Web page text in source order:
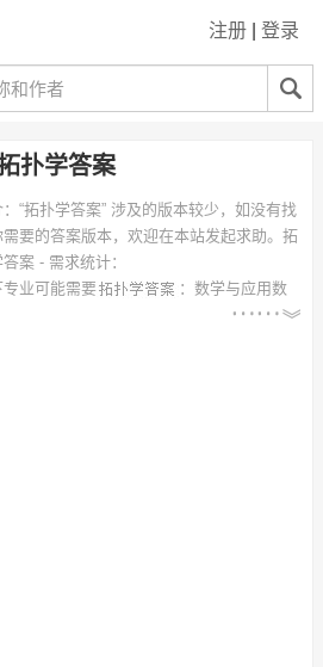
注册 登录
扑学答案
“拓扑学答案” 涉及的版本较少，如没有找
需要的答案版本，欢迎在本站发起求助。 拓
案 - 需求统计：
专业可能需要
：数学与应用数
技术、数学与应用数学（师范类）、数学
融数学方向）、信息与计算科学、
与拓扑学 等专业。
西大学、中国科技大学、西安电子科技大
大学 等。